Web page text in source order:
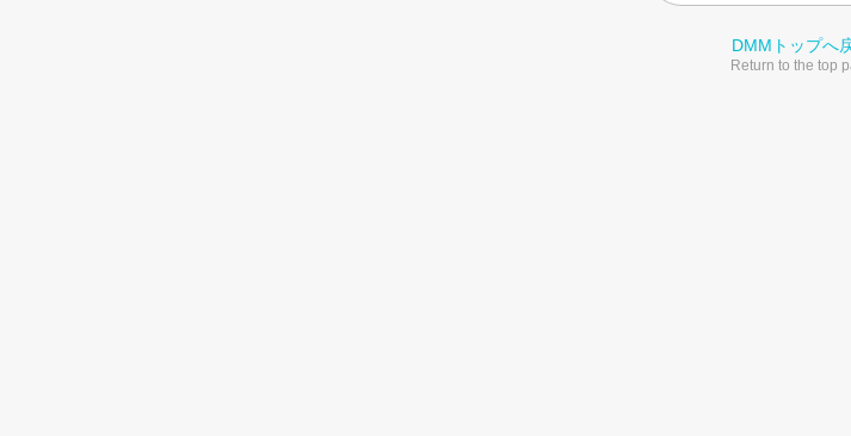
DMMトップへ
Return to the top